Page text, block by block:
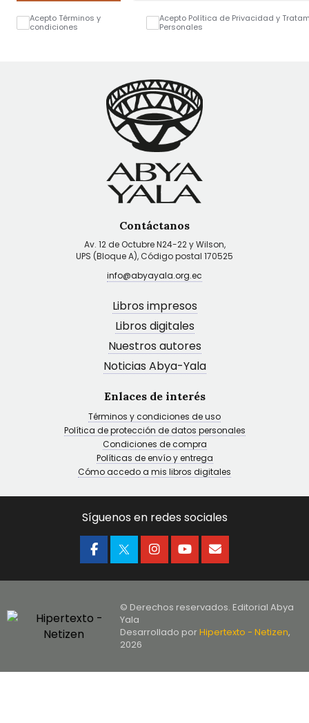
Acepto Términos y
condiciones
Acepto Política de Privacidad y
Personales
Contáctanos
Av. 12 de Octubre N24-22 y Wilson,
UPS (Bloque A), Código postal 170525
info@abyayala.org.ec
Libros impresos
Libros digitales
Nuestros autores
Noticias Abya-Yala
Enlaces de interés
Términos y condiciones de uso
Política de protección de datos personales
Condiciones de compra
Políticas de envío y entrega
Cómo accedo a mis libros digitales
Síguenos en redes sociales
© Derechos reservados. Editorial Abya
Yala
Desarrollado porHipertexto - Netizen,
2026